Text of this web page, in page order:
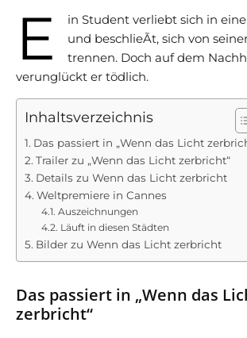
E
in Student verliebt sich in
und beschlieÃt, sich von
trennen. Doch auf dem
verunglückt er tödlich.
Inhaltsverzeichnis
Das passiert in „Wenn das Licht
Trailer zu „Wenn das Licht zerbricht“
Details zu Wenn das Licht zerbricht
Weltpremiere in Cannes
Auszeichnungen
Läuft in diesen Städten
Bilder zu Wenn das Licht zerbricht
Das passiert in „Wenn das
zerbricht“